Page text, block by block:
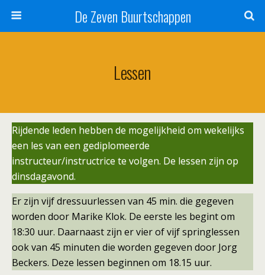
De Zeven Buurtschappen
Lessen
Rijdende leden hebben de mogelijkheid om wekelijks
een les van een gediplomeerde
instructeur/instructrice te volgen. De lessen zijn op
dinsdagavond.
Er zijn vijf dressuurlessen van 45 min. die gegeven
worden door Marike Klok. De eerste les begint om
18:30 uur. Daarnaast zijn er vier of vijf springlessen
ook van 45 minuten die worden gegeven door Jorg
Beckers. Deze lessen beginnen om 18.15 uur.